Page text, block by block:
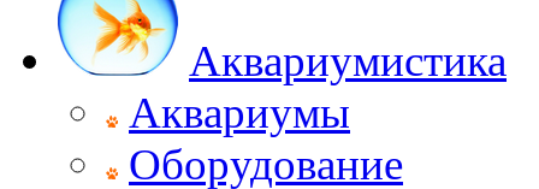
Аквариумистика
Аквариумы
Оборудование